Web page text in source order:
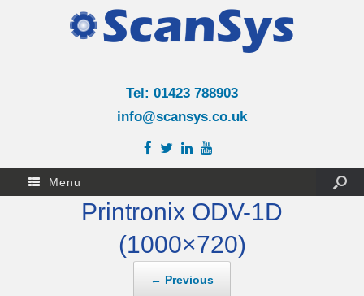
Tel: 01423 788903
info@scansys.co.uk
Menu
Printronix ODV-1D
(1000×720)
← Previous